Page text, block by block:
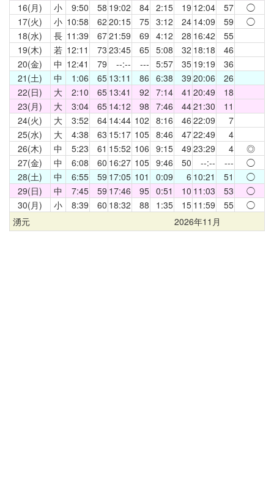
16(月)
小 9:50 58 19:02 84 2:15 19 12:04 57 ◯
17(火)
小 10:58 62 20:15 75 3:12 24 14:09 59 ◯
18(水)
長 11:39 6721:59 69 4:12 28 16:42 55
19(木)
若 12:11 73 23:45 65 5:08 32 18:18 46
20(金)
中 12:41 79 --:-- --- 5:57 35 19:19 36
21(土)
中 1:06 65 13:11 86 6:38 39 20:06 26
22(日)
大 2:10 65 13:41 92 7:14 41 20:49 18
23(月)
大 3:04 65 14:12 98 7:46 4421:30 11
24(火)
大 3:52 64 14:44 102 8:16 46 22:09 7
25(水)
大 4:38 63 15:17 105 8:46 4722:49 4
26(木)
中 5:23 61 15:52 106 9:15 49 23:29 4 ◎
27(金)
中 6:08 60 16:27 105 9:46 50 --:-- --- ◯
28(土)
中 6:55 59 17:05 101 0:09 6 10:21 51 ◯
29(日)
中 7:45 59 17:46 95 0:51 10 11:03 53 ◯
30(月)
小 8:39 60 18:32 88 1:35 15 11:59 55 ◯
湧元
2026年11月